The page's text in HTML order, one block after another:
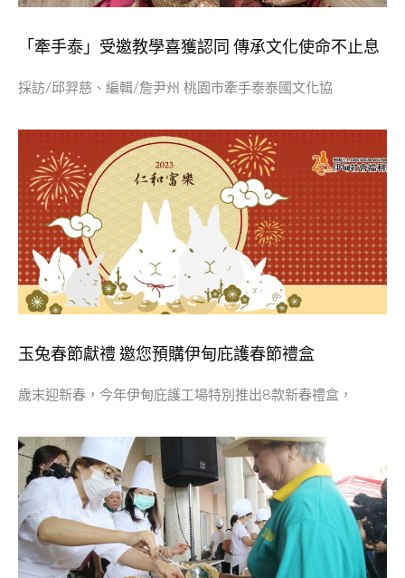
「牽手泰」受邀教學喜獲認同 傳承文化使命不止息
採訪/邱羿慈、編輯/詹尹州 桃園市牽手泰泰國文化協
玉兔春節獻禮 邀您預購伊甸庇護春節禮盒
歲末迎新春，今年伊甸庇護工場特別推出8款新春禮盒，